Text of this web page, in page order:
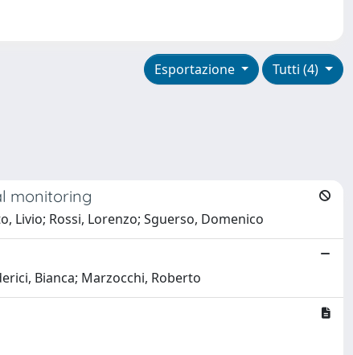
Tutti (4)
Esportazione
monitoring
Livio; Rossi, Lorenzo; Sguerso, Domenico
Bianca; Marzocchi, Roberto